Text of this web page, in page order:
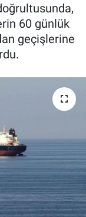
60 günlük
geçişlerine